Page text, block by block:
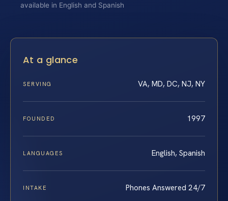
available in English and Spanish
At a glance
SERVING VA, MD, DC, NJ, NY
FOUNDED 1997
LANGUAGES English, Spanish
INTAKE Phones Answered 24/7